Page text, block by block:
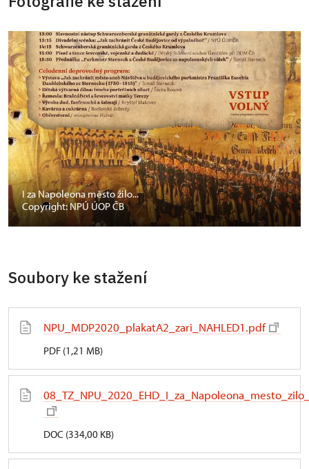
I za Napoleona město žilo...
Copyright: NPÚ ÚOP ČB
Soubory ke stažení
NPU_MDP2020_plakatA2_zari_NAHLED1.pdf
PDF (1,21 MB)
DOC (334,00 KB)